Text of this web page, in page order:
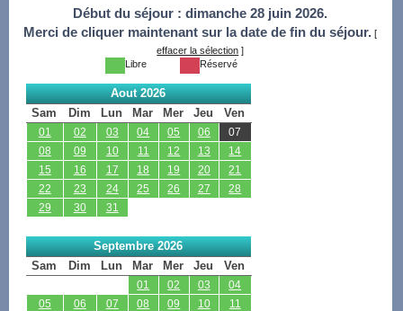
Début du séjour :dimanche 28 juin 2026.
Merci de cliquer maintenant sur la date de fin du séjour. [
effacer la sélection ]
Libre
Réservé
Aout 2026
Sam
Dim Lun Mar Mer Jeu Ven
01 02 03 04 05 06
07
08
09 10 11 12 13
14
15
16 17 18 19 20
21
22
23 24 25 26 27
28
29
30 31
Septembre 2026
Sam
Dim Lun Mar Mer Jeu Ven
01 02 03
04
05
06 07 08 09 10
11